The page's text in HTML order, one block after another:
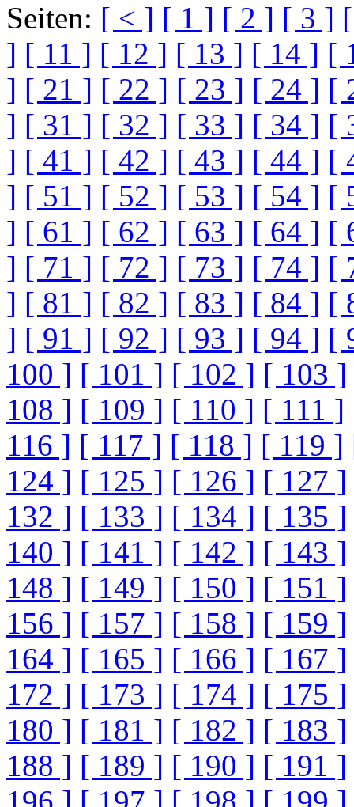
Seiten: [ < ] [ 1 ] [ 2 ] [ 3 ]
] [ 11 ] [ 12 ] [ 13 ] [ 14 ] [
] [ 21 ] [ 22 ] [ 23 ] [ 24 ] [
] [ 31 ] [ 32 ] [ 33 ] [ 34 ] [
] [ 41 ] [ 42 ] [ 43 ] [ 44 ] [
] [ 51 ] [ 52 ] [ 53 ] [ 54 ] [
] [ 61 ] [ 62 ] [ 63 ] [ 64 ] [
] [ 71 ] [ 72 ] [ 73 ] [ 74 ] [
] [ 81 ] [ 82 ] [ 83 ] [ 84 ] [
] [ 91 ] [ 92 ] [ 93 ] [ 94 ] [
100 ] [ 101 ] [ 102 ] [ 103 ]
108 ] [ 109 ] [ 110 ] [ 111 ]
116 ] [ 117 ] [ 118 ] [ 119 ]
124 ] [ 125 ] [ 126 ] [ 127 ]
132 ] [ 133 ] [ 134 ] [ 135 ]
140 ] [ 141 ] [ 142 ] [ 143 ]
148 ] [ 149 ] [ 150 ] [ 151 ]
156 ] [ 157 ] [ 158 ] [ 159 ]
164 ] [ 165 ] [ 166 ] [ 167 ]
172 ] [ 173 ] [ 174 ] [ 175 ]
180 ] [ 181 ] [ 182 ] [ 183 ]
188 ] [ 189 ] [ 190 ] [ 191 ]